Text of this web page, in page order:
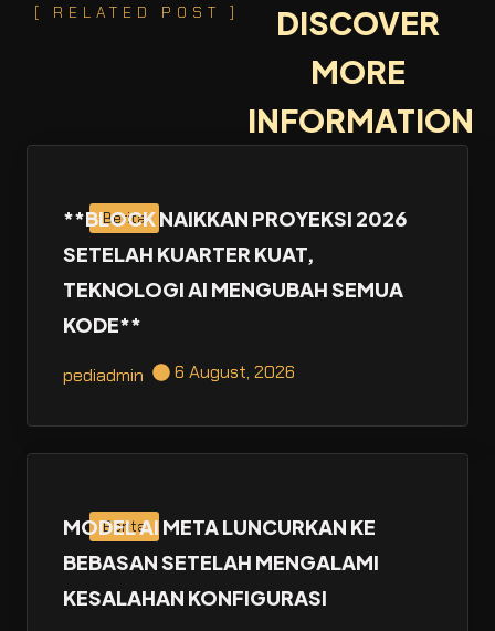
[ RELATED POST ]
DISCOVER
MORE
INFORMATION
Berita
**BLOCK NAIKKAN PROYEKSI 2026
SETELAH KUARTER KUAT,
TEKNOLOGI AI MENGUBAH SEMUA
KODE**
pediadmin 6 August, 2026
Berita
MODEL AI META LUNCURKAN KE
BEBASAN SETELAH MENGALAMI
KESALAHAN KONFIGURASI